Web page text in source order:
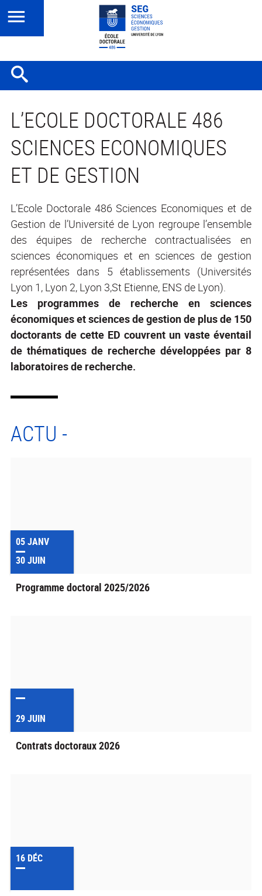
L’ECOLE DOCTORALE 486
SCIENCES ECONOMIQUES
ET DE GESTION
L’Ecole Doctorale 486 Sciences Economiques et de
Gestion de l’Université de Lyon regroupe l’ensemble
des équipes de recherche contractualisées en
sciences économiques et en sciences de gestion
représentées dans 5 établissements (Universités
Lyon 1, Lyon 2, Lyon 3,St Etienne, ENS de Lyon).
Les programmes de recherche en sciences
économiques et sciences de gestion de plus de 150
doctorants de cette ED couvrent un vaste éventail
de thématiques de recherche développées par 8
laboratoires de recherche.
ACTU -
05JANV
30JUIN
Programme doctoral 2025/2026
29JUIN
Contrats doctoraux 2026
16 DÉC